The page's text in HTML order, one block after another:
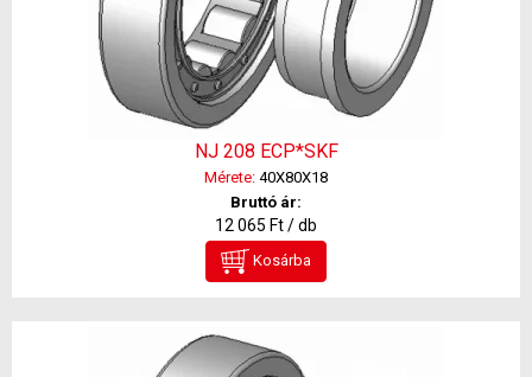
NJ 208 ECP*SKF
Mérete: 40X80X18
Bruttó ár:
12 065 Ft / db
Kosárba